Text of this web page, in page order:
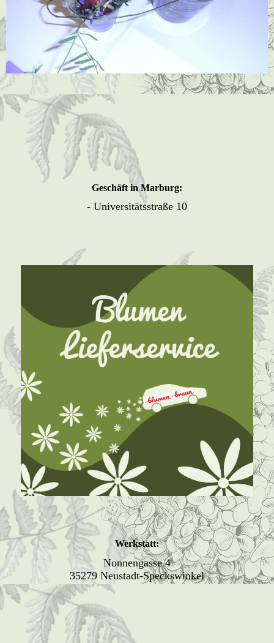
Geschäft in Marburg:
- Universitätsstraße 10
Werkstatt:
Nonnengasse 4
35279 Neustadt-Speckswinkel